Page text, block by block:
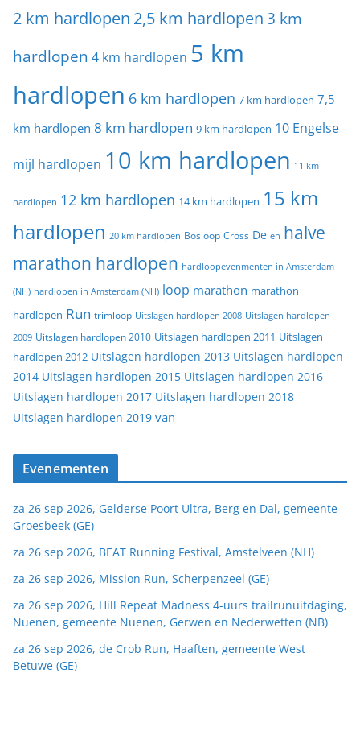
2 km hardlopen 2,5 km hardlopen 3 km
hardlopen 4 km hardlopen 5 km
hardlopen 6 km hardlopen 7 km hardlopen 7,5
km hardlopen 8 km hardlopen 9 km hardlopen 10 Engelse
mijl hardlopen 10 km hardlopen 11 km
hardlopen 12 km hardlopen 14 km hardlopen 15 km
hardlopen 20 km hardlopen Bosloop Cross De en halve
marathon hardlopen hardloopevenmenten in Amsterdam
(NH) hardlopen in Amsterdam (NH) loop marathon marathon
hardlopen Run trimloop Uitslagen hardlopen 2008 Uitslagen hardlopen
2009 Uitslagen hardlopen 2010 Uitslagen hardlopen 2011 Uitslagen
hardlopen 2012 Uitslagen hardlopen 2013 Uitslagen hardlopen
2014 Uitslagen hardlopen 2015 Uitslagen hardlopen 2016
Uitslagen hardlopen 2017 Uitslagen hardlopen 2018
Uitslagen hardlopen 2019 van
Evenementen
za 26 sep 2026, Gelderse Poort Ultra, Berg en Dal, gemeente
Groesbeek (GE)
za 26 sep 2026, BEAT Running Festival, Amstelveen (NH)
za 26 sep 2026, Mission Run, Scherpenzeel (GE)
za 26 sep 2026, Hill Repeat Madness 4-uurs trailrunuitdaging,
Nuenen, gemeente Nuenen, Gerwen en Nederwetten (NB)
za 26 sep 2026, de Crob Run, Haaften, gemeente West
Betuwe (GE)